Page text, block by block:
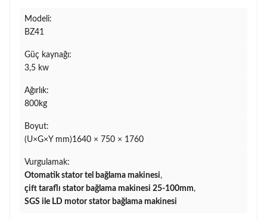
Modeli:
BZ41
Güç kaynağı:
3,5 kw
Ağırlık:
800kg
Boyut:
(U×G×Y mm)1640 × 750 × 1760
Vurgulamak:
Otomatik stator tel bağlama makinesi,
çift taraflı stator bağlama makinesi 25-100mm,
SGS ile LD motor stator bağlama makinesi